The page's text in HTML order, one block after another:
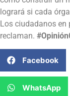
logrará si cada
Los ciudadanos en
reclaman.
Facebook
WhatsApp